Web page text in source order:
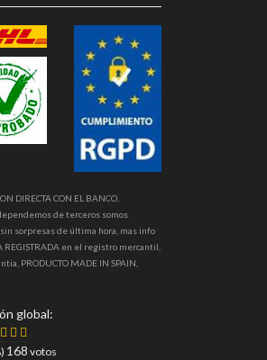
DIRECTA CON EL BANCO,
de terceros somos
sorpresas de última hora, mas info
REGISTRADA en el registro mercantil,
PRODUCTO MADE IN SPAIN,
global:
168 votos